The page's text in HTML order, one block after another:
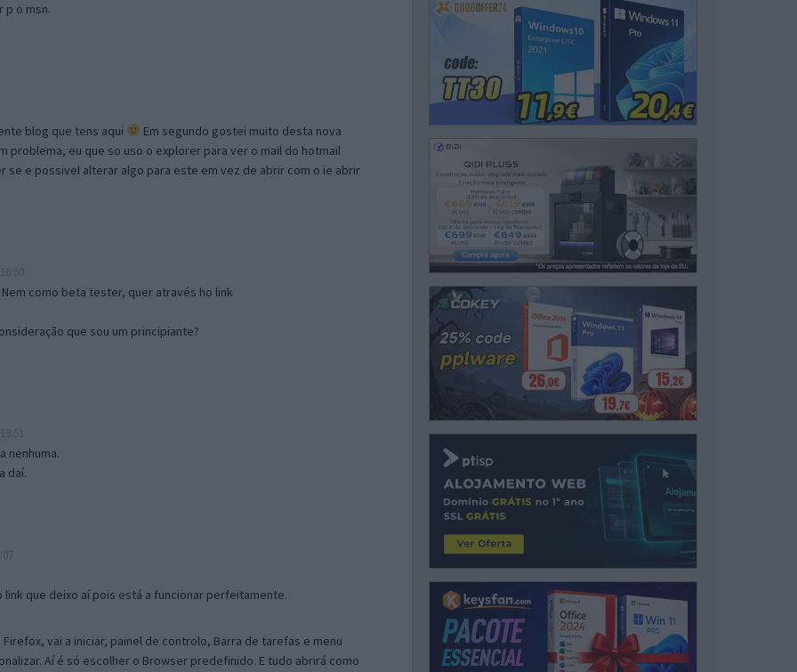
p o msn.
blog que tens aqui
Em segundo gostei muito desta nova
problema, eu que so uso o explorer para ver o mail do hotmail
se e possivel alterar algo para este em vez de abrir com o ie abrir
como beta tester, quer através ho link
que sou um principiante?
nenhuma.
daí.
que deixo aí pois está a funcionar perfeitamente.
vai a iniciar, painel de controlo, Barra de tarefas e menu
Aí é só escolher o Browser predefinido. E tudo abrirá como